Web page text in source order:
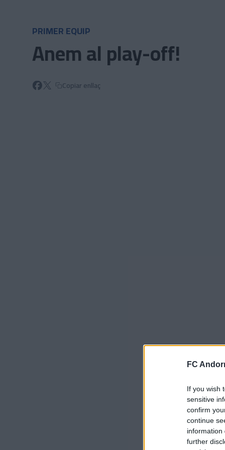
FC
If you wish
sensitive
confirm
continue
information
further
PRIMER EQUIP
Anem al play-off!
Copiar enllaç